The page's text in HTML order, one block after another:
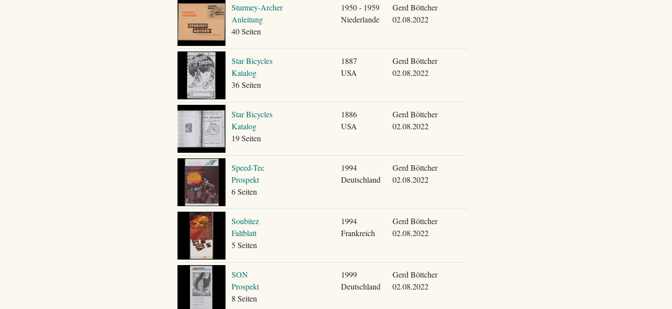
Sturmey-Archer
Anleitung
40 Seiten
1950 - 1959
Niederlande
Gerd Böttcher
02.08.2022
Star Bicycles
Katalog
36 Seiten
1887
USA
Gerd Böttcher
02.08.2022
Star Bicycles
Katalog
19 Seiten
1886
USA
Gerd Böttcher
02.08.2022
Speed-Tec
Prospekt
6 Seiten
1994
Deutschland
Gerd Böttcher
02.08.2022
Soubitez
Faltblatt
5 Seiten
1994
Frankreich
Gerd Böttcher
02.08.2022
SON
Prospekt
8 Seiten
1999
Deutschland
Gerd Böttcher
02.08.2022